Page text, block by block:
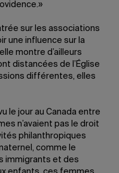
sur les associations
une influence sur la
montre d’ailleurs
distancées de l’Église
différentes, elles
le jour au Canada entre
n’avaient pas le droit
philanthropiques
comme le
immigrants et des